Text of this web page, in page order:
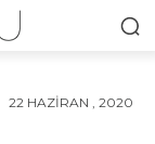
22 HAZIRAN , 2020